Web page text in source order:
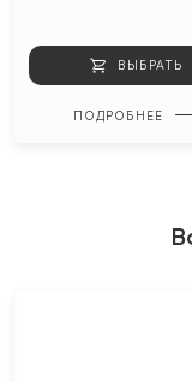
ВЫБРАТЬ
ПОДРОБНЕЕ